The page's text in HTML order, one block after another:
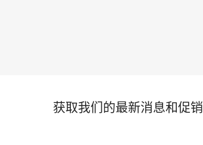
获取我们的最新消息和促销